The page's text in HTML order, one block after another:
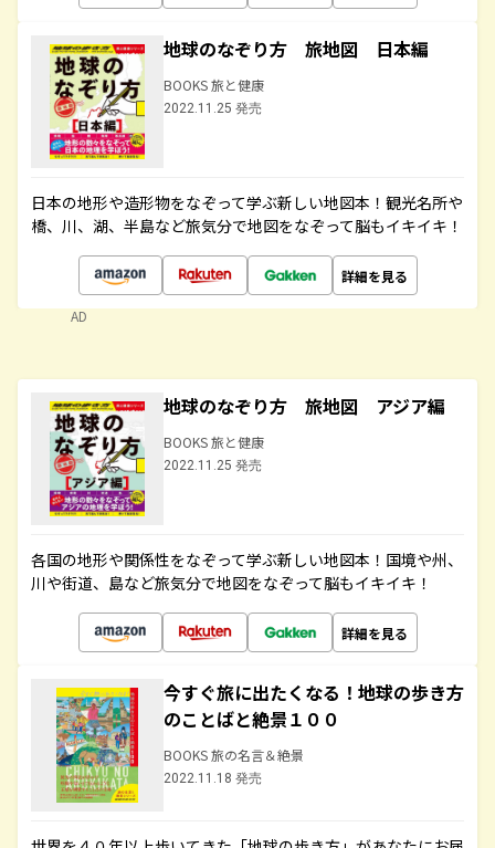
地球のなぞり方 旅地図 日本編
BOOKS 旅と健康
2022.11.25 発売
日本の地形や造形物をなぞって学ぶ新しい地図本！観光名所や
橋、川、湖、半島など旅気分で地図をなぞって脳もイキイキ！
詳細を見る
AD
地球のなぞり方 旅地図 アジア編
BOOKS 旅と健康
2022.11.25 発売
各国の地形や関係性をなぞって学ぶ新しい地図本！国境や州、
川や街道、島など旅気分で地図をなぞって脳もイキイキ！
詳細を見る
今すぐ旅に出たくなる！地球の歩き方
のことばと絶景１００
BOOKS 旅の名言＆絶景
2022.11.18 発売